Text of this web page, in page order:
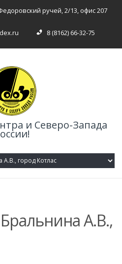
ручей, 2/13, офис 207
8 (8162) 66-32-75
и Северо-Запада
А.В.,